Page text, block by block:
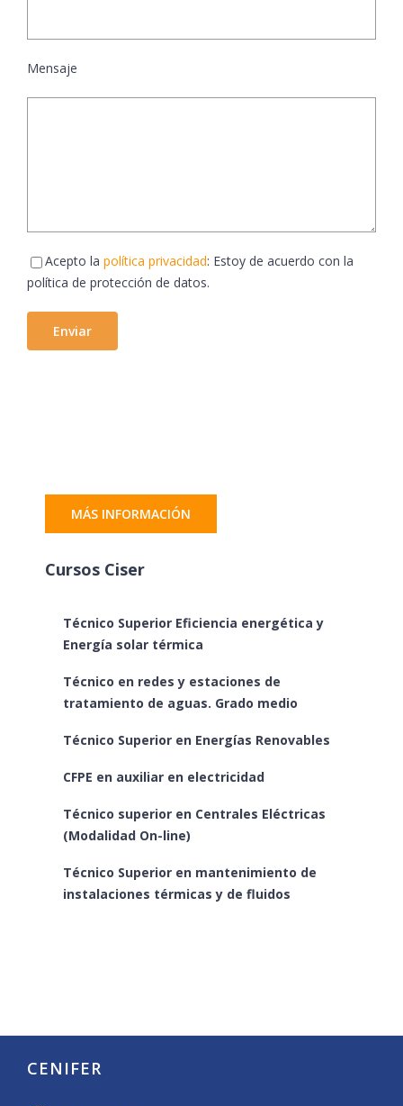
Mensaje
Acepto la política privacidad: Estoy de acuerdo con la
política de protección de datos.
MÁS INFORMACIÓN
Cursos Ciser
Técnico Superior Eficiencia energética y
Energía solar térmica
Técnico en redes y estaciones de
tratamiento de aguas. Grado medio
Técnico Superior en Energías Renovables
CFPE en auxiliar en electricidad
Técnico superior en Centrales Eléctricas
(Modalidad On-line)
Técnico Superior en mantenimiento de
instalaciones térmicas y de fluidos
CENIFER